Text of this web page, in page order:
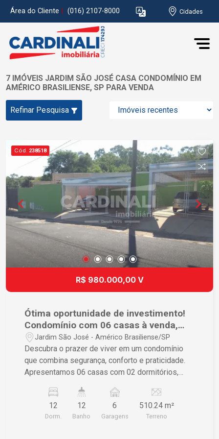
Área do Cliente (016) 2107-8000 Cidades
7 IMÓVEIS JARDIM SÃO JOSÉ CASA CONDOMÍNIO EM
AMÉRICO BRASILIENSE, SP PARA VENDA
Refinar Pesquisa
Cód. 238518
R$ 980.000,00 V
Ótima oportunidade de investimento!
Condomínio com 06 casas à venda,
todas alugadas na região que mais
cresce no interior do Estado de São
Paulo.
Jardim São José - Américo Brasiliense/SP
Descubra o prazer de viver em um condomínio
que combina segurança, conforto e praticidade.
Apresentamos 06 casas com 02 dormitórios,
vaga de garagem para cada casa. Área comum do
condomínio conta com espaço para festa com
churrasqueira, garagens cobertas e interfones
12
Dorm.
12
Banho
6
Garagens
510.24 m²
Terreno